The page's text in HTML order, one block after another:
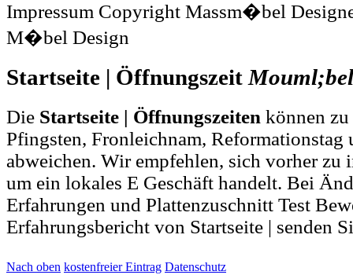
Impressum Copyright Massm�bel
M�bel Design
Startseite | Öffnungszeit
Die Startseite | Öffnungszeiten können
Pfingsten, Fronleichnam,
abweichen. Wir empfehlen, sich vorher zu
um ein lokales E Geschäft handelt. Bei
Erfahrungen und Plattenzuschnitt Test
Erfahrungsbericht von Startseite | senden
Nach oben kostenfreier Eintrag Datenschutz